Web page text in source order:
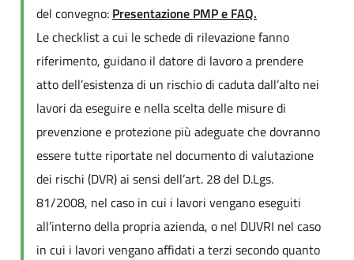
del convegno: Presentazione PMP e FAQ.
Le checklist a cui le schede di rilevazione fanno
riferimento, guidano il datore di lavoro a prendere
atto dell’esistenza di un rischio di caduta dall’alto nei
lavori da eseguire e nella scelta delle misure di
prevenzione e protezione più adeguate che dovranno
essere tutte riportate nel documento di valutazione
dei rischi (DVR) ai sensi dell’art. 28 del D.Lgs.
81/2008, nel caso in cui i lavori vengano eseguiti
all’interno della propria azienda, o nel DUVRI nel caso
in cui i lavori vengano affidati a terzi secondo quanto